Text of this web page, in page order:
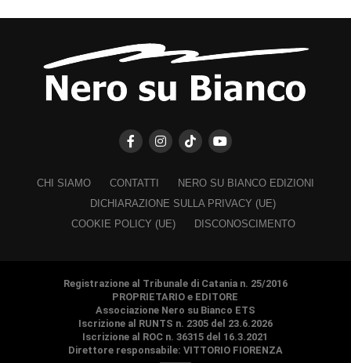
DICHIARAZIONE SULLA PRIVACY (UE)
COOKIE POLICY (UE)
DISCONOSCIMENTO
PROPRIETARIO e EDITORE
Associazione Nero su Bianco ETS
Iscrizione al RUNTS n. 2305 del 23.6.2026
Iscrizione al ROC n. 36315 del 16.3.2021
Direttore responsabile: VITTORIO FIORENZA
━━━━━
Nel rispetto dei lettori e a garanzia della propria indipendenza,